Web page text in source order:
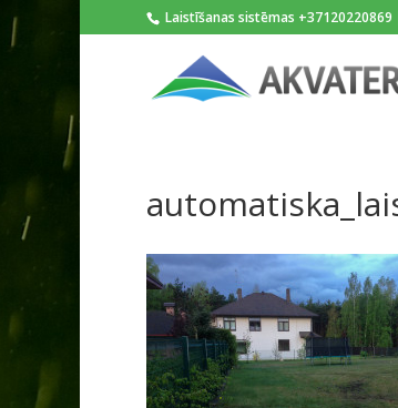
Laistīšanas sistēmas